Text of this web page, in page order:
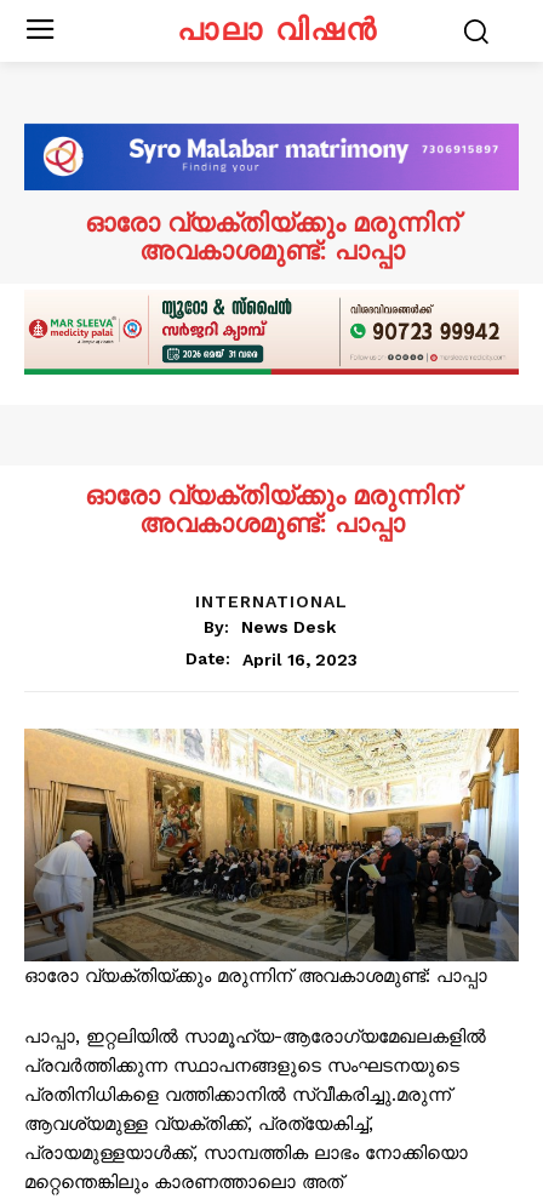
പാലാ വിഷൻ
ഓരോ വ്യക്തിയ്ക്കും മരുന്നിന്
അവകാശമുണ്ട്: പാപ്പാ
ഓരോ വ്യക്തിയ്ക്കും മരുന്നിന്
അവകാശമുണ്ട്: പാപ്പാ
INTERNATIONAL
By:
News Desk
Date:
April 16, 2023
ഓരോ വ്യക്തിയ്ക്കും മരുന്നിന് അവകാശമുണ്ട്: പാപ്പാ
പാപ്പാ, ഇറ്റലിയിൽ സാമൂഹ്യ-ആരോഗ്യമേഖലകളിൽ
പ്രവർത്തിക്കുന്ന സ്ഥാപനങ്ങളുടെ സംഘടനയുടെ
പ്രതിനിധികളെ വത്തിക്കാനിൽ സ്വീകരിച്ചു.മരുന്ന്
ആവശ്യമുള്ള വ്യക്തിക്ക്, പ്രത്യേകിച്ച്,
പ്രായമുള്ളയാൾക്ക്, സാമ്പത്തിക ലാഭം നോക്കിയൊ
മറ്റെന്തെങ്കിലും കാരണത്താലൊ അത്